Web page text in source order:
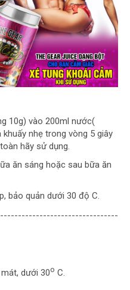
10g) vào 200ml nước(
nhẹ trong vòng 5 giây
hãy sử dụng.
ăn sáng hoặc sau bữa ăn
bảo quản dưới 30 độ C.
dưới 30o C.